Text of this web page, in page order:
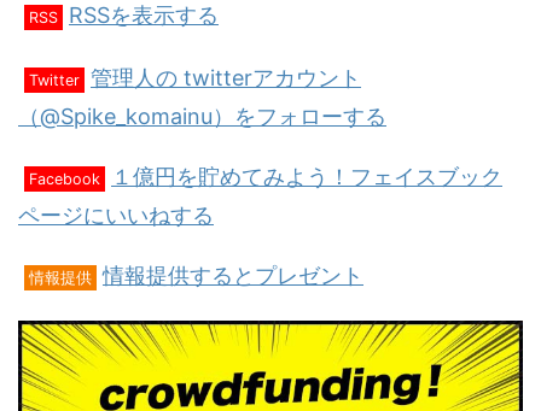
RSS RSSを表示する
Twitter 管理人の twitterアカウント
（@Spike_komainu）をフォローする
Facebook
１億円を貯めてみよう！フェイスブック
ページにいいねする
情報提供 情報提供するとプレゼント